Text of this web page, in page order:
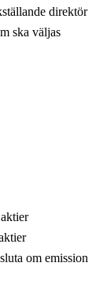
direktör
ska väljas
om emission